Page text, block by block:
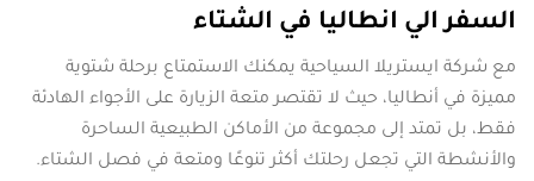
السفر الي انطاليا في الشتاء
مع شركة ايستريلا السياحية يمكنك الاستمتاع برحلة شتوية
مميزة في أنطاليا، حيث لا تقتصر متعة الزيارة على الأجواء الهادئة
فقط، بل تمتد إلى مجموعة من الأماكن الطبيعية الساحرة
والأنشطة التي تجعل رحلتك أكثر تنوعًا ومتعة في فصل الشتاء.